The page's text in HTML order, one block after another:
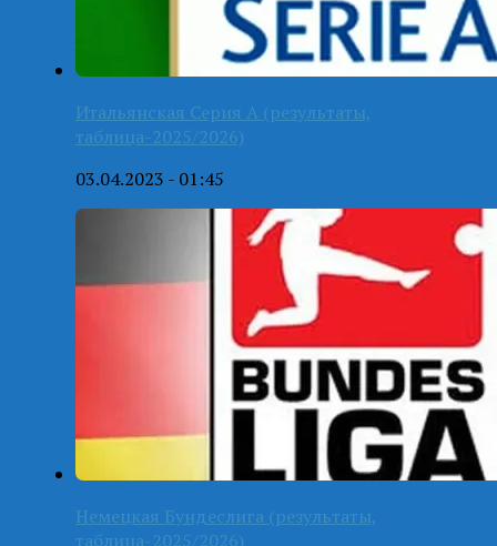
Итальянская Серия А (результаты,
таблица-2025/2026)
03.04.2023 - 01:45
Немецкая Бундеслига (результаты,
таблица-2025/2026)